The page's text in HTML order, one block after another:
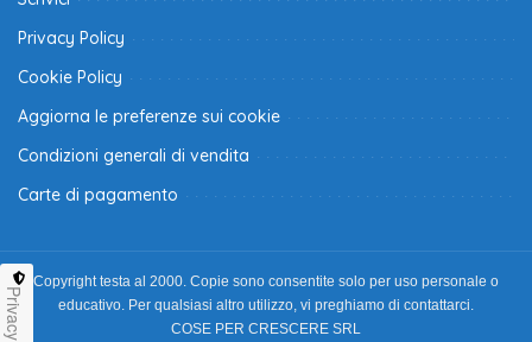
Privacy Policy
Cookie Policy
Aggiorna le preferenze sui cookie
Condizioni generali di vendita
Carte di pagamento
Copyright testa al 2000. Copie sono consentite solo per uso personale o
educativo. Per qualsiasi altro utilizzo, vi preghiamo di contattarci.
COSE PER CRESCERE SRL
Privacy